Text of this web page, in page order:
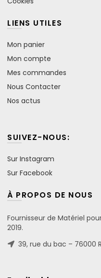
LIENS UTILES
Mon panier
Mon compte
Mes commandes
Nous Contacter
Nos actus
SUIVEZ-NOUS:
Sur Instagram
Sur Facebook
À PROPOS DE NOUS
Fournisseur de Matériel
2019.
39, rue du bac – 76000